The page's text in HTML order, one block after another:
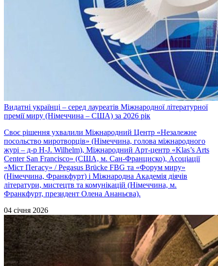
Видатні українці – серед лауреатів Міжнародної літературної
премії миру (Німеччина – США) за 2026 рік
Своє рішення ухвалили Міжнародний Центр «Незалежне
посольство миротворців» (Німеччина, голова міжнародного
журі – д-р H-J. Wilhelm), Міжнародний Арт-центр «Klas’s Arts
Center San Francisco» (США, м. Сан-Франциско), Асоціації
«Міст Пегасу» / Pegasus Brücke FBG та «Форум миру»
(Німеччина, Франкфурт) і Міжнародна Академія діячів
літератури, мистецтв та комунікацій (Німеччина, м.
Франкфурт, президент Олена Ананьєва).
04 січня 2026